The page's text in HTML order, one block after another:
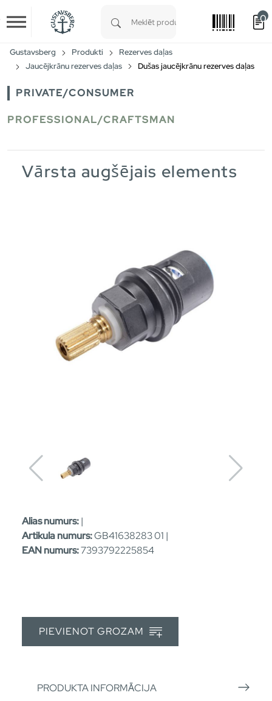
Skip to main content
0
Gustavsberg Produkti
Rezerves daļas
Jaucējkrānu rezerves daļas
Dušas jaucējkrānu rezerves daļas
PRIVATE/CONSUMER
PROFESSIONAL/CRAFTSMAN
Vārsta augšējais elements
Alias numurs:|
Artikula numurs:GB41638283 01 |
EAN numurs:7393792225854
PIEVIENOT GROZAM
PRODUKTA INFORMĀCIJA